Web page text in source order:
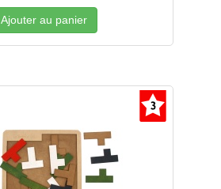
Ajouter au panier